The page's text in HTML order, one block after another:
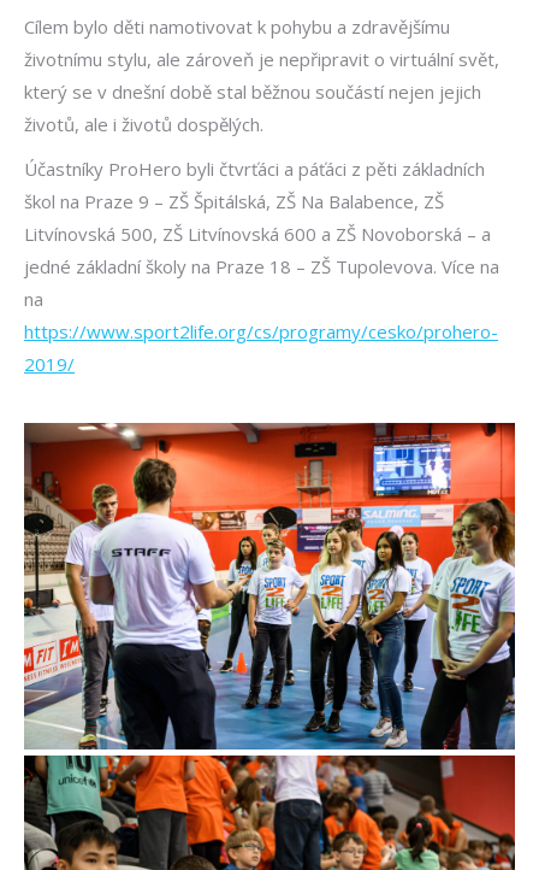
Cílem bylo děti namotivovat k pohybu a zdravějšímu
životnímu stylu, ale zároveň je nepřipravit o virtuální svět,
který se v dnešní době stal běžnou součástí nejen jejich
životů, ale i životů dospělých.
Účastníky ProHero byli čtvrťáci a páťáci z pěti základních
škol na Praze 9 – ZŠ Špitálská, ZŠ Na Balabence, ZŠ
Litvínovská 500, ZŠ Litvínovská 600 a ZŠ Novoborská – a
jedné základní školy na Praze 18 – ZŠ Tupolevova. Více na
na
https://www.sport2life.org/cs/programy/cesko/prohero-
2019/